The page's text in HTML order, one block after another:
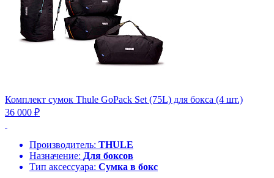
Комплект сумок Thule GoPack Set (75L) для бокса (4 шт.)
36 000 ₽
Производитель: THULE
Назначение: Для боксов
Тип аксессуара: Сумка в бокс